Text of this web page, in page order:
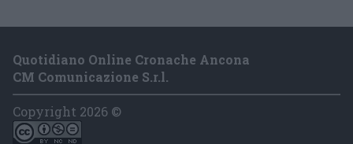
Quotidiano Online Cronache Ancona
CM Comunicazione S.r.l.
Copyright 2026 ©